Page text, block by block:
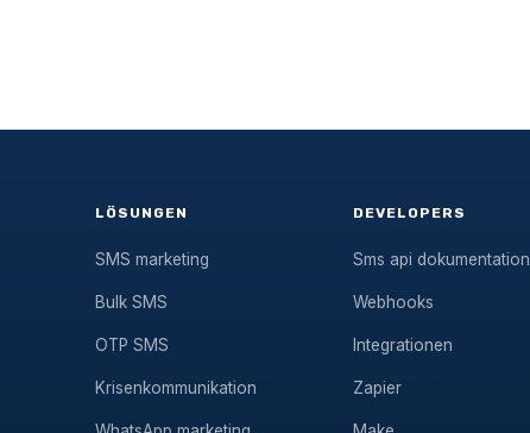
LÖSUNGEN
SMS marketing
Bulk SMS
OTP SMS
Krisenkommunikation
DEVELOPERS
Sms api dokumentation
Webhooks
Integrationen
Zapier